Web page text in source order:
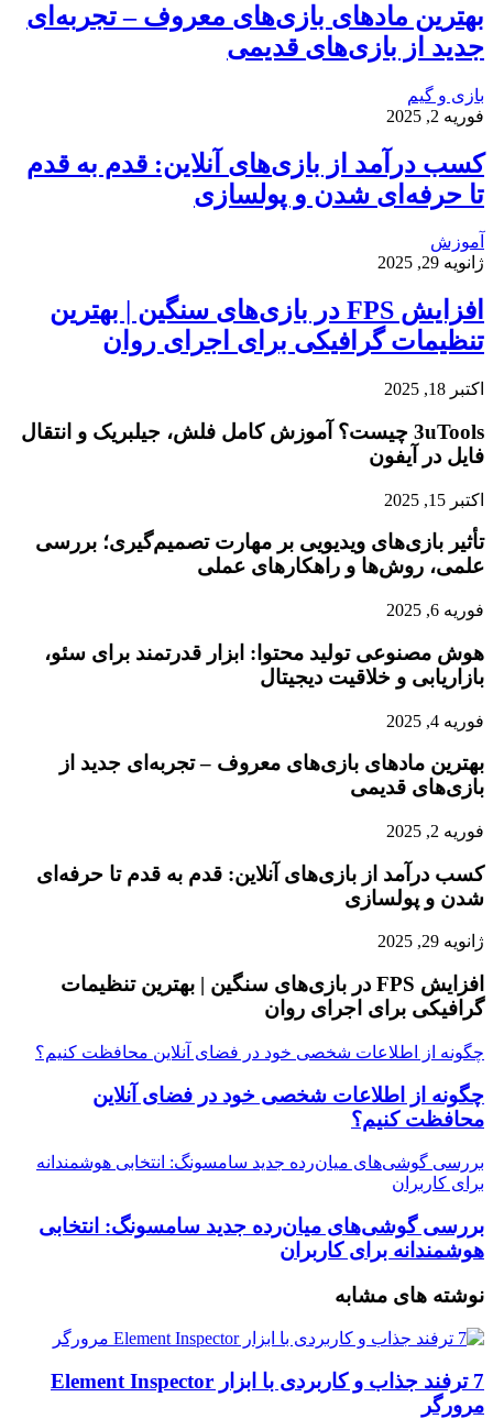
بهترین مادهای بازی‌های معروف – تجربه‌ای
جدید از بازی‌های قدیمی
بازی و گیم
فوریه 2, 2025
کسب درآمد از بازی‌های آنلاین: قدم به قدم
تا حرفه‌ای شدن و پولسازی
آموزش
ژانویه 29, 2025
افزایش FPS در بازی‌های سنگین | بهترین
تنظیمات گرافیکی برای اجرای روان
اکتبر 18, 2025
3uTools چیست؟ آموزش کامل فلش، جیلبریک و انتقال
فایل در آیفون
اکتبر 15, 2025
تأثیر بازی‌های ویدیویی بر مهارت تصمیم‌گیری؛ بررسی
علمی، روش‌ها و راهکارهای عملی
فوریه 6, 2025
هوش مصنوعی تولید محتوا: ابزار قدرتمند برای سئو،
بازاریابی و خلاقیت دیجیتال
فوریه 4, 2025
بهترین مادهای بازی‌های معروف – تجربه‌ای جدید از
بازی‌های قدیمی
فوریه 2, 2025
کسب درآمد از بازی‌های آنلاین: قدم به قدم تا حرفه‌ای
شدن و پولسازی
ژانویه 29, 2025
افزایش FPS در بازی‌های سنگین | بهترین تنظیمات
گرافیکی برای اجرای روان
چگونه از اطلاعات شخصی خود در فضای آنلاین محافظت کنیم؟
چگونه از اطلاعات شخصی خود در فضای آنلاین
محافظت کنیم؟
بررسی گوشی‌های میان‌رده جدید سامسونگ: انتخابی هوشمندانه
برای کاربران
بررسی گوشی‌های میان‌رده جدید سامسونگ: انتخابی
هوشمندانه برای کاربران
نوشته های مشابه
7 ترفند جذاب و کاربردی با ابزار Element Inspector
مرورگر